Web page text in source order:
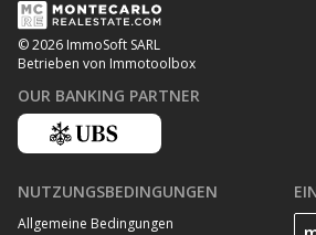
© 2026 ImmoSoft SARL
Betrieben von Immotoolbox
OUR BANKING PARTNER
NUTZUNGSBEDINGUNGEN
Allgemeine Bedingungen